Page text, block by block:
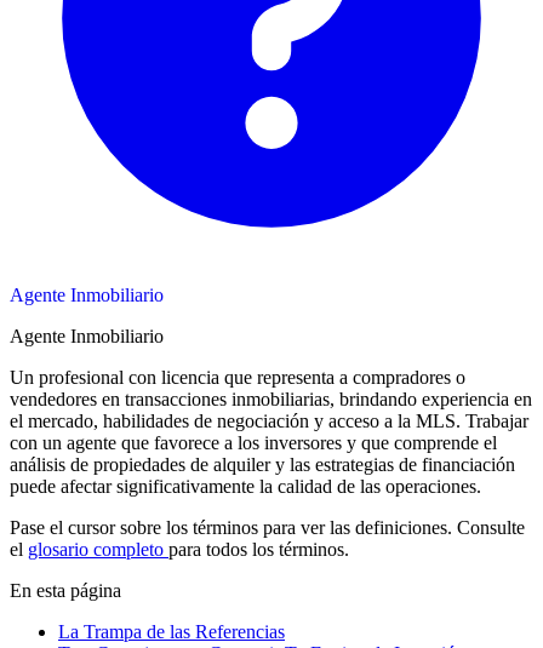
Agente Inmobiliario
Agente Inmobiliario
Un profesional con licencia que representa a compradores o
vendedores en transacciones inmobiliarias, brindando experiencia en
el mercado, habilidades de negociación y acceso a la MLS. Trabajar
con un agente que favorece a los inversores y que comprende el
análisis de propiedades de alquiler y las estrategias de financiación
puede afectar significativamente la calidad de las operaciones.
Pase el cursor sobre los términos para ver las definiciones. Consulte
el glosario completo para todos los términos.
En esta página
La Trampa de las Referencias